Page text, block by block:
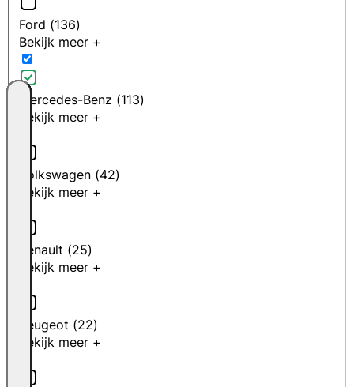
Ford (136)
Bekijk meer +
Mercedes-Benz (113)
Bekijk meer +
Volkswagen (42)
Bekijk meer +
Renault (25)
Bekijk meer +
Peugeot (22)
Bekijk meer +